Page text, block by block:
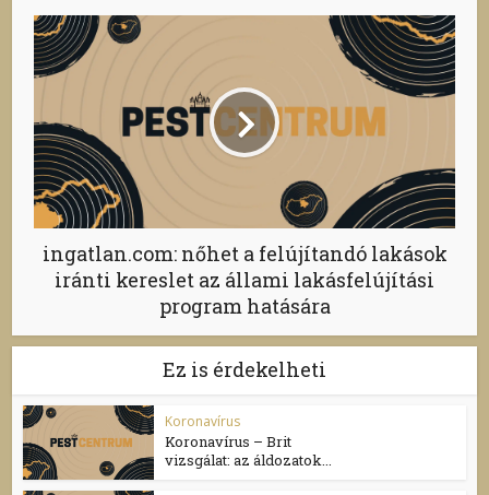
ingatlan.com: nőhet a felújítandó lakások
iránti kereslet az állami lakásfelújítási
program hatására
Ez is érdekelheti
Koronavírus
Koronavírus – Brit
vizsgálat: az áldozatok...